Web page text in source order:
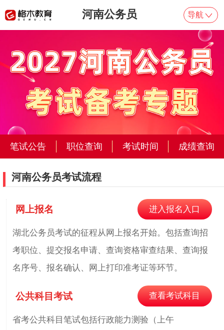
河南公务员 导航
河南公务员考试流程
网上报名 进入报名入口
湖北公务员考试的征程从网上报名开始。包括查询招
考职位、提交报名申请、查询资格审查结果、查询报
名序号、报名确认、网上打印准考证等环节。
公共科目考试 查看考试科目
省考公共科目笔试包括行政能力测验（上午